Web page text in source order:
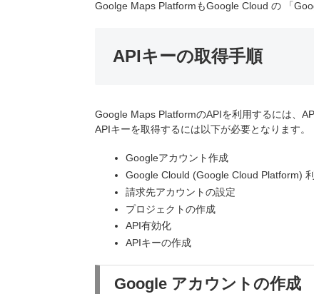
Goolge Maps PlatformもGoogle Cloud の 「
APIキーの取得手順
Google Maps PlatformのAPIを利用するには、
APIキーを取得するには以下が必要となります。
Googleアカウント作成
Google Clould (Google Cloud Platform)
請求先アカウントの設定
プロジェクトの作成
API有効化
APIキーの作成
Google アカウントの作成